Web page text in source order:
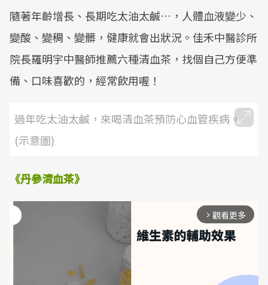
隨著年齡增長、長期吃太油太鹹…，人體血液變少、
變酸、變稠、變髒，健康就會出狀況。佳禾中醫診所
院長羅明宇中醫師推薦六種清血茶，找個自己方便準
備、口味喜歡的，經常飲用喔！
過年吃太油太鹹，來喝清血茶預防心血管疾病。
(示意圖)
《丹參清血茶》
arrow_forward_ios 觀看更多